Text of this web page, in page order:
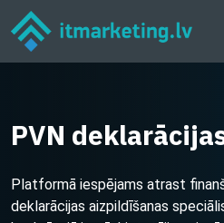
PVN
Platformā iespējams atrast
deklarācijas aizpildīšanas